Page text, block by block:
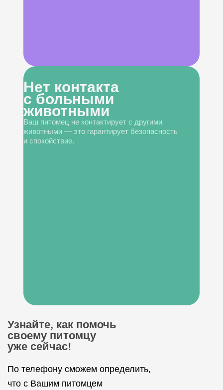
Нет контакта
с больными
животными
Ваш питомец не контактирует с другими
животными — это гарантирует безопасность
и спокойствие.
Узнайте, как помочь
своему питомцу
уже сейчас!
По телефону сможем определить,
что с Вашим питомцем